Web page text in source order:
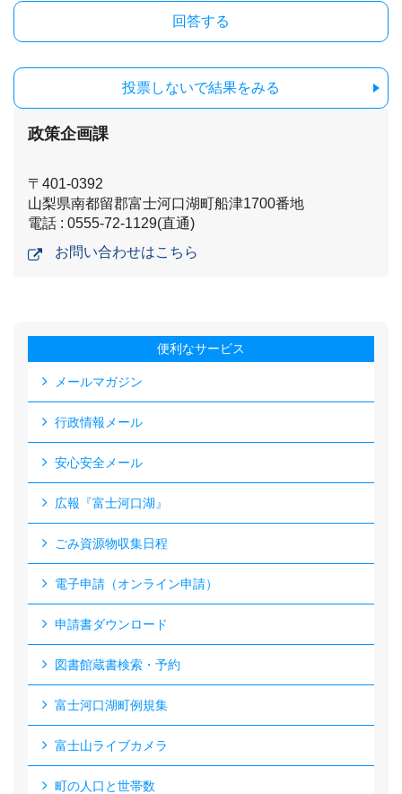
投票しないで結果をみる
政策企画課
〒401-0392
山梨県南都留郡富士河口湖町船津1700番地
電話 : 0555-72-1129(直通)
お問い合わせはこちら
便利なサービス
メールマガジン
行政情報メール
安心安全メール
広報『富士河口湖』
ごみ資源物収集日程
電子申請（オンライン申請）
申請書ダウンロード
図書館蔵書検索・予約
富士河口湖町例規集
富士山ライブカメラ
町の人口と世帯数